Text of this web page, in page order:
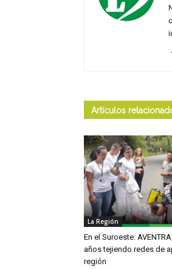
Artículos
La Región
En el Suroeste:
años tejiendo redes de
región